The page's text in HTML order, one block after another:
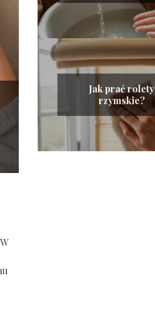
Jak prać rolety
rzymskie?